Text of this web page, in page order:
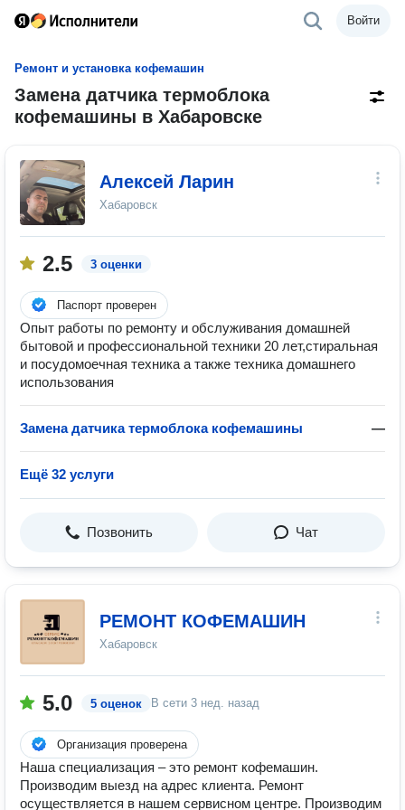
Войти
Ремонт и установка кофемашин
Замена датчика термоблока
кофемашины в Хабаровске
Алексей Ларин
Хабаровск
2.5 3 оценки
Паспорт проверен
Опыт работы по ремонту и обслуживания домашней
бытовой и профессиональной техники 20 лет,стиральная
и посудомоечная техника а также техника домашнего
использования
Замена датчика термоблока кофемашины —
Ещё 32 услуги
Позвонить Чат
РЕМОНТ КОФЕМАШИН
Хабаровск
5.0 5 оценок В сети 3 нед. назад
Организация проверена
Наша специализация – это ремонт кофемашин.
Производим выезд на адрес клиента. Ремонт
осуществляется в нашем сервисном центре. Производим